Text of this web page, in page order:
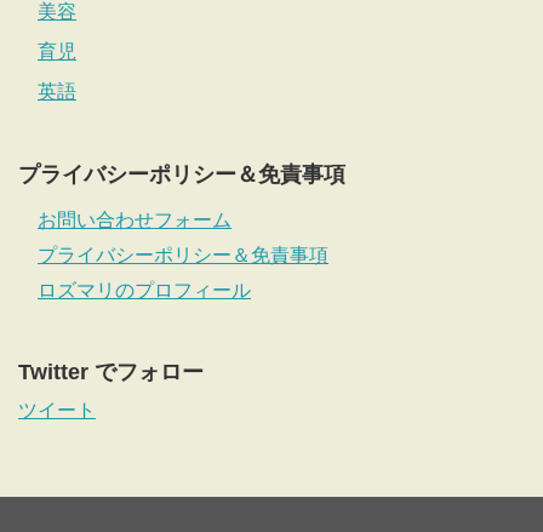
美容
育児
英語
プライバシーポリシー＆免責事項
お問い合わせフォーム
プライバシーポリシー＆免責事項
ロズマリのプロフィール
Twitter でフォロー
ツイート